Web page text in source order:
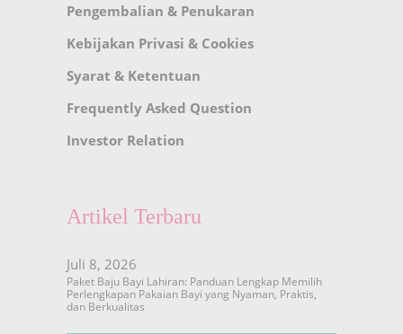
Pengembalian & Penukaran
Kebijakan Privasi & Cookies
Syarat & Ketentuan
Frequently Asked Question
Investor Relation
Artikel Terbaru
Juli 8, 2026
Paket Baju Bayi Lahiran: Panduan Lengkap Memilih
Perlengkapan Pakaian Bayi yang Nyaman, Praktis,
dan Berkualitas